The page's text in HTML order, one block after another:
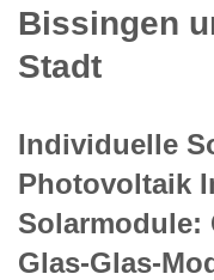
Bissingen
Stadt
Individuelle
Photovoltaik
Solarmodule:
Glas-Glas-